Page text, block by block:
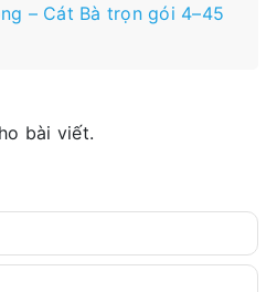
– Cát Bà trọn gói 4–45
bài viết.